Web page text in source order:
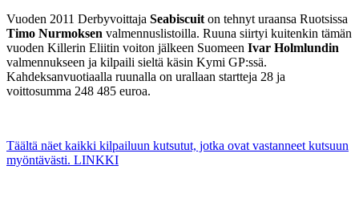
Vuoden 2011 Derbyvoittaja Seabiscuiton tehnyt uraansa Ruotsissa
Timo Nurmoksen valmennuslistoilla. Ruuna siirtyi kuitenkin tämän
vuoden Killerin Eliitin voiton jälkeen Suomeen Ivar Holmlundin
valmennukseen ja kilpaili sieltä käsin Kymi GP:ssä.
Kahdeksanvuotiaalla ruunalla on urallaan startteja 28 ja
voittosumma 248 485 euroa.
Täältä näet kaikki kilpailuun kutsutut, jotka ovat vastanneet kutsuun
myöntävästi. LINKKI